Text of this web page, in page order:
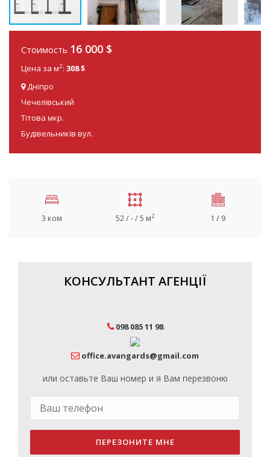
Стоимость 16 000 $
Цена за м2: 308 $
Дніпро
Чечелівський
Тітова мкр.
Будівельників вул.
3 ком 52 / - / 5 м2 1 / 9
КОНСУЛЬТАНТ АГЕНЦІЇ
098 085 11 98
office.avangards@gmail.com
или оставьте Ваш номер и я Вам перезвоню
ПЕРЕЗОНИТЕ МНЕ